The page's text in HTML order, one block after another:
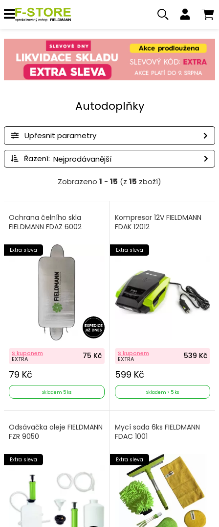
Autodoplňky
Upřesnit parametry
Řazení:
Zobrazeno 1 - 15 (z 15 zboží)
Ochrana čelního skla
FIELDMANN FDAZ 6002
Extra sleva
S kuponem
EXTRA 75 Kč
79 Kč
Skladem 5 ks
Kompresor 12V FIELDMANN
FDAK 12012
Extra sleva
S kuponem
EXTRA 539 Kč
599 Kč
Skladem > 5 ks
Odsávačka oleje FIELDMANN
FZR 9050
Extra sleva
Mycí sada 6ks FIELDMANN
FDAC 1001
Extra sleva